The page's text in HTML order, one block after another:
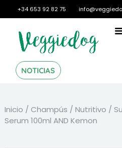
+34 653 92 82 75
NOTICIAS
Inicio / Champús / Nutritivo /
Serum 100ml AND Kemon